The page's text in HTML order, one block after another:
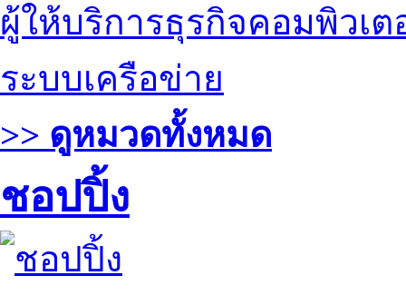
ผู้ให้บริการธุรกิจคอมพิวเต
ระบบเครือข่าย
>> ดูหมวดทั้งหมด
ชอปปิ้ง